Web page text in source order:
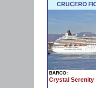
CRUCERO
BARCO:
Crystal Serenity